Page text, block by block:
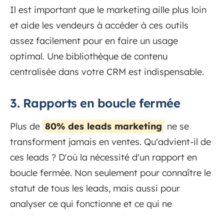
Il est important que le marketing aille plus loin
et aide les vendeurs à accéder à ces outils
assez facilement pour en faire un usage
optimal. Une bibliothèque de contenu
centralisée dans votre CRM est indispensable.
3. Rapports en boucle fermée
Plus de 80% des leads marketing ne se
transforment jamais en ventes. Qu'advient-il de
ces leads ? D'où la nécessité d'un rapport en
boucle fermée. Non seulement pour connaître le
statut de tous les leads, mais aussi pour
analyser ce qui fonctionne et ce qui ne